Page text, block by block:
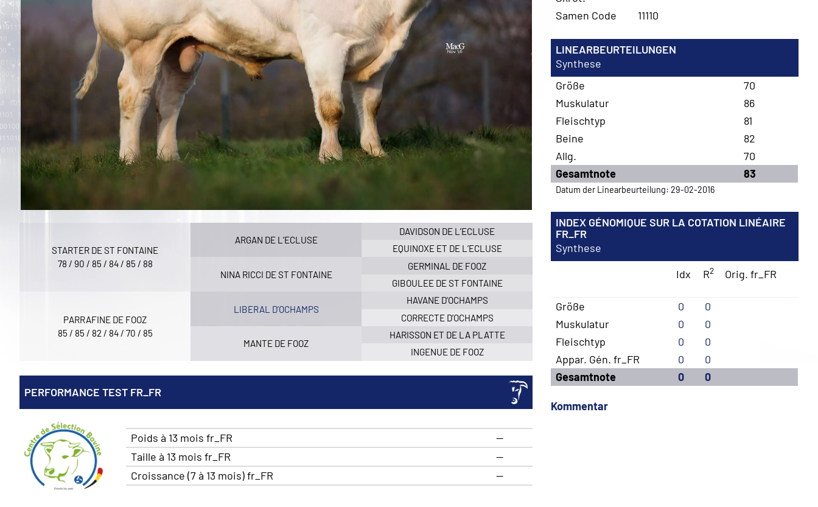
STARTER DE ST FONTAINE
78 / 90 / 85 / 84 / 85 / 88
ARGAN DE L’ECLUSE
NINA RICCI DE ST FONTAINE
DAVIDSON DE L’ECLUSE
EQUINOXE ET DE L’ECLUSE
GERMINAL DE FOOZ
GIBOULEE DE ST FONTAINE
PARRAFINE DE FOOZ
85 / 85 / 82 / 84 / 70 / 85
LIBERAL D’OCHAMPS
MANTE DE FOOZ
HAVANE D’OCHAMPS
CORRECTE D’OCHAMPS
HARISSON ET DE LA PLATTE
INGENUE DE FOOZ
PERFORMANCE TEST FR_FR
Poids à 13 mois fr_FR
—
Taille à 13 mois fr_FR
—
Croissance (7 à 13 mois) fr_FR
—
Samen Code
11110
LINEARBEURTEILUNGEN
Synthese
Größe
70
Muskulatur
86
Fleischtyp
81
Beine
82
Allg.
70
Gesamtnote
83
Datum der Linearbeurteilung: 29-02-2016
INDEX GÉNOMIQUE SUR LA COTATION LINÉAIRE
FR_FR
Synthese
Idx
R2 Orig. fr_FR
Größe 0
0
Muskulatur
0
0
Fleischtyp
0
0
Appar. Gén. fr_FR
0
0
Gesamtnote
0 0
Kommentar